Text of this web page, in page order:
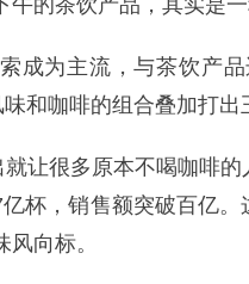
的茶饮产品，其实是一
成为主流，与茶饮产
和咖啡的组合叠加打出
就让很多原本不喝咖啡
杯，销售额突破百亿
向标。